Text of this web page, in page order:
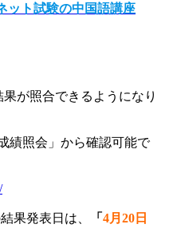
ット試験の中国語講座
が照合できるようになり
績照会」から確認可能で
果発表日は、 「 4月20日